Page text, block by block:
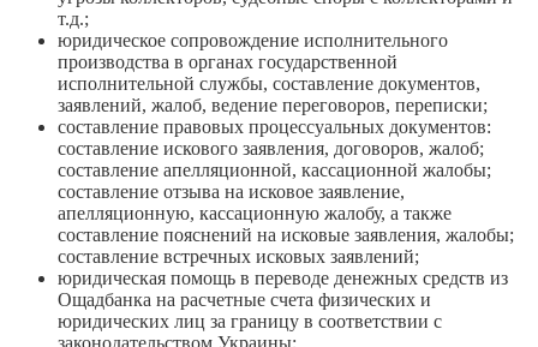
т.д.;
юридическое сопровождение исполнительного
производства в органах государственной
исполнительной службы, составление документов,
заявлений, жалоб, ведение переговоров, переписки;
составление правовых процессуальных документов:
составление искового заявления, договоров, жалоб;
составление апелляционной, кассационной жалобы;
составление отзыва на исковое заявление,
апелляционную, кассационную жалобу, а также
составление пояснений на исковые заявления, жалобы;
составление встречных исковых заявлений;
юридическая помощь в переводе денежных средств из
Ощадбанка на расчетные счета физических и
юридических лиц за границу в соответствии с
законодательством Украины;